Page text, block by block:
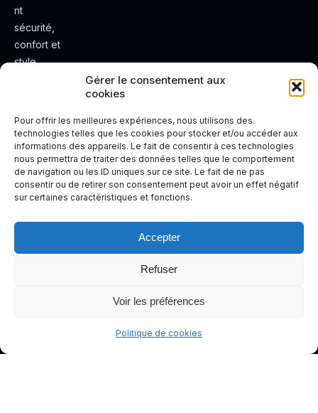
Gérer le consentement aux
cookies
Pour offrir les meilleures expériences, nous utilisons des
technologies telles que les cookies pour stocker et/ou accéder aux
informations des appareils. Le fait de consentir à ces technologies
nous permettra de traiter des données telles que le comportement
de navigation ou les ID uniques sur ce site. Le fait de ne pas
consentir ou de retirer son consentement peut avoir un effet négatif
sur certaines caractéristiques et fonctions.
Accepter
Refuser
Voir les préférences
Politique de cookies
nt
sécurité,
confort et
style.
e de
conduite
plus sûre
et plus
agréable.